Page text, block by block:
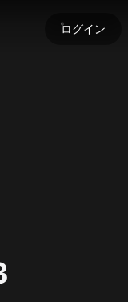
ログイン